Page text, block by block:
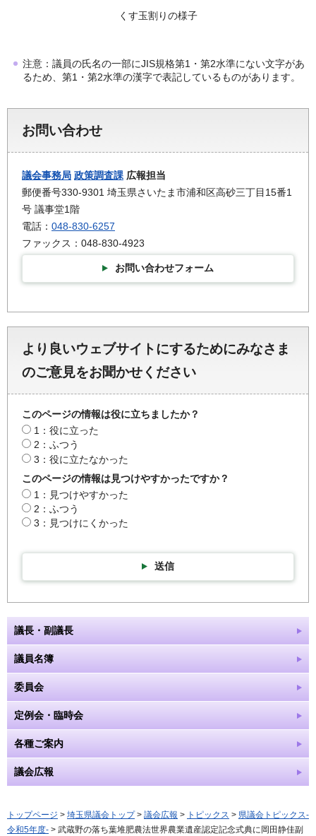
くす玉割りの様子
注意：議員の氏名の一部にJIS規格第1・第2水準にない文字があ
るため、第1・第2水準の漢字で表記しているものがあります。
お問い合わせ
議会事務局 政策調査課 広報担当
郵便番号330-9301 埼玉県さいたま市浦和区高砂三丁目15番1
号 議事堂1階
電話： 048-830-6257
ファックス：048-830-4923
お問い合わせフォーム
より良いウェブサイトにするためにみなさま
のご意見をお聞かせください
このページの情報は役に立ちましたか？
1：役に立った
2：ふつう
3：役に立たなかった
このページの情報は見つけやすかったですか？
1：見つけやすかった
2：ふつう
3：見つけにくかった
送信
議長・副議長
議員名簿
委員会
定例会・臨時会
各種ご案内
議会広報
トップページ > 埼玉県議会トップ> 議会広報 > トピックス > 県議会トピックス-
令和5年度- > 武蔵野の落ち葉堆肥農法世界農業遺産認定記念式典に岡田静佳副